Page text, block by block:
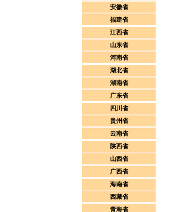
安徽省
福建省
江西省
山东省
河南省
湖北省
湖南省
广东省
四川省
贵州省
云南省
陕西省
山西省
广西省
海南省
西藏省
青海省